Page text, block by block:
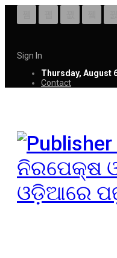
Sign In
Thursday, August
Contact
ନିରପେକ୍ଷ
ଓଡ଼ିଆରେ